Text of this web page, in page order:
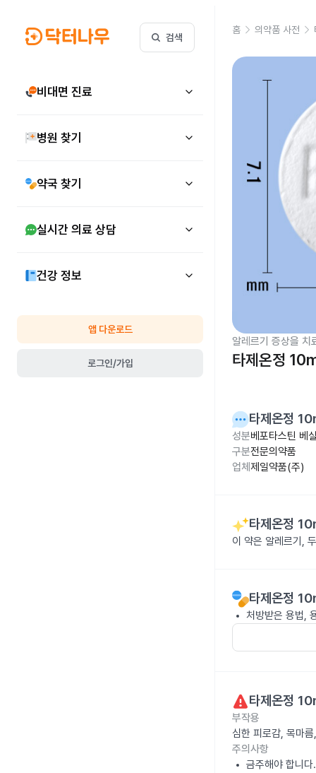
검색
비대면 진료
병원 찾기
약국 찾기
실시간 의료 상담
건강 정보
앱 다운로드
로그인/가입
홈 의약품 사전
알레르기 증상을 치
타제온정
타제온정
성분베포타스틴 베
구분전문의약품
업체 제일약품(주)
타제온정
이 약은 알레르기,
타제온정
처방받은 용법,
타제온정
부작용
심한 피로감, 목마
주의사항
금주해야 합니다.